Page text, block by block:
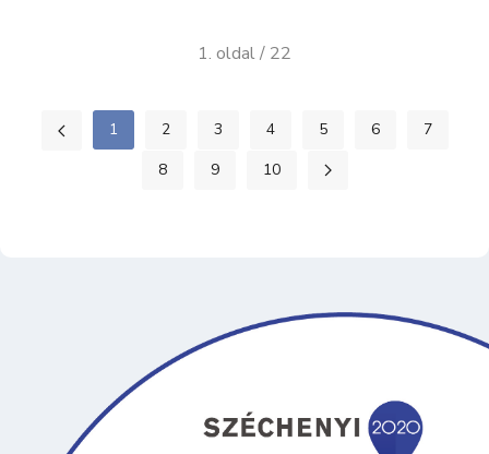
1. oldal / 22
1 2 3 4 5 6
7
8
9 10